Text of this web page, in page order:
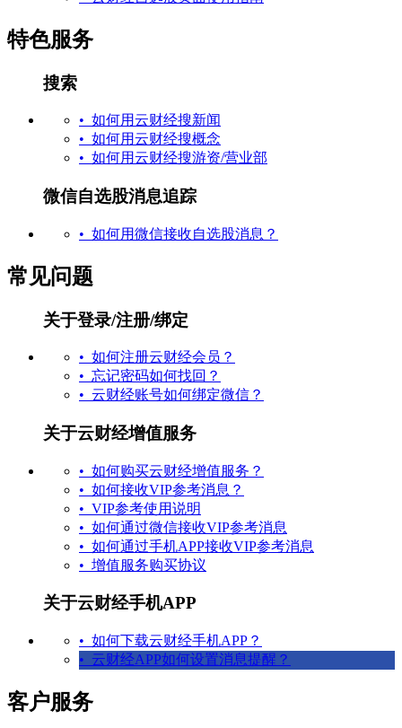
特色服务
搜索
• 如何用云财经搜新闻
• 如何用云财经搜概念
• 如何用云财经搜游资/营业部
微信自选股消息追踪
• 如何用微信接收自选股消息？
常见问题
关于登录/注册/绑定
• 如何注册云财经会员？
• 忘记密码如何找回？
• 云财经账号如何绑定微信？
关于云财经增值服务
• 如何购买云财经增值服务？
• 如何接收VIP参考消息？
• VIP参考使用说明
• 如何通过微信接收VIP参考消息
• 如何通过手机APP接收VIP参考消息
• 增值服务购买协议
关于云财经手机APP
• 如何下载云财经手机APP？
• 云财经APP如何设置消息提醒？
客户服务